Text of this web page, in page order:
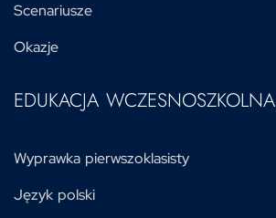
Scenariusze
Okazje
EDUKACJA WCZESNOSZKOLNA
Wyprawka pierwszoklasisty
Język polski